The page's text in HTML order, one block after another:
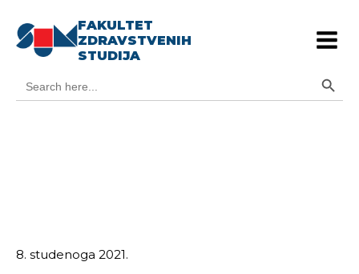
FAKULTET
ZDRAVSTVENIH
STUDIJA
for:
8. studenoga 2021.